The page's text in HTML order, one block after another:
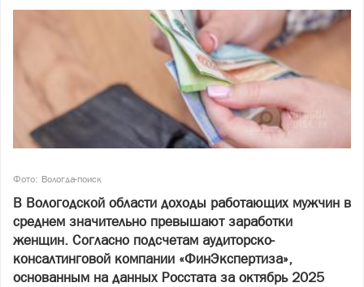
Фото: Вологда-поиск
В Вологодской области доходы работающих мужчин в
среднем значительно превышают заработки
женщин. Согласно подсчетам аудиторско-
консалтинговой компании «ФинЭкспертиза»,
основанным на данных Росстата за октябрь 2025